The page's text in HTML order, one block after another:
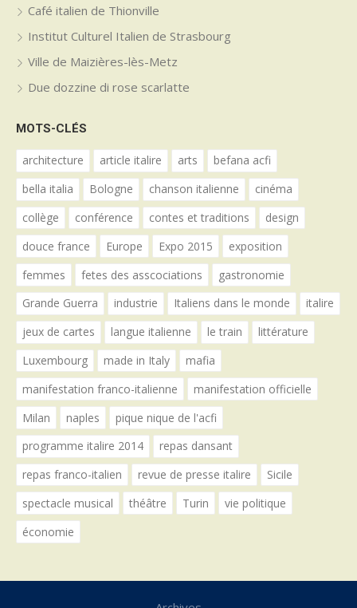
Café italien de Thionville
Institut Culturel Italien de Strasbourg
Ville de Maizières-lès-Metz
Due dozzine di rose scarlatte
MOTS-CLÉS
architecture article italire arts
befana acfi
bella italia
Bologne chanson italienne
cinéma
collège
conférence contes et traditions
design
douce france
Europe Expo 2015
exposition
femmes
fetes des asscociations
gastronomie
Grande Guerra
industrie Italiens dans le monde
italire
jeux de cartes
langue italienne le train
littérature
Luxembourg
made in Italy
mafia
manifestation franco-italienne
manifestation officielle
Milan
naples
pique nique de l'acfi
programme italire 2014
repas dansant
repas franco-italien
revue de presse italire
Sicile
spectacle musical
théâtre Turin
vie politique
économie